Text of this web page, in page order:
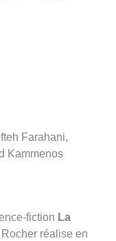
Farahani,
Kammenos
fiction La
réalise en